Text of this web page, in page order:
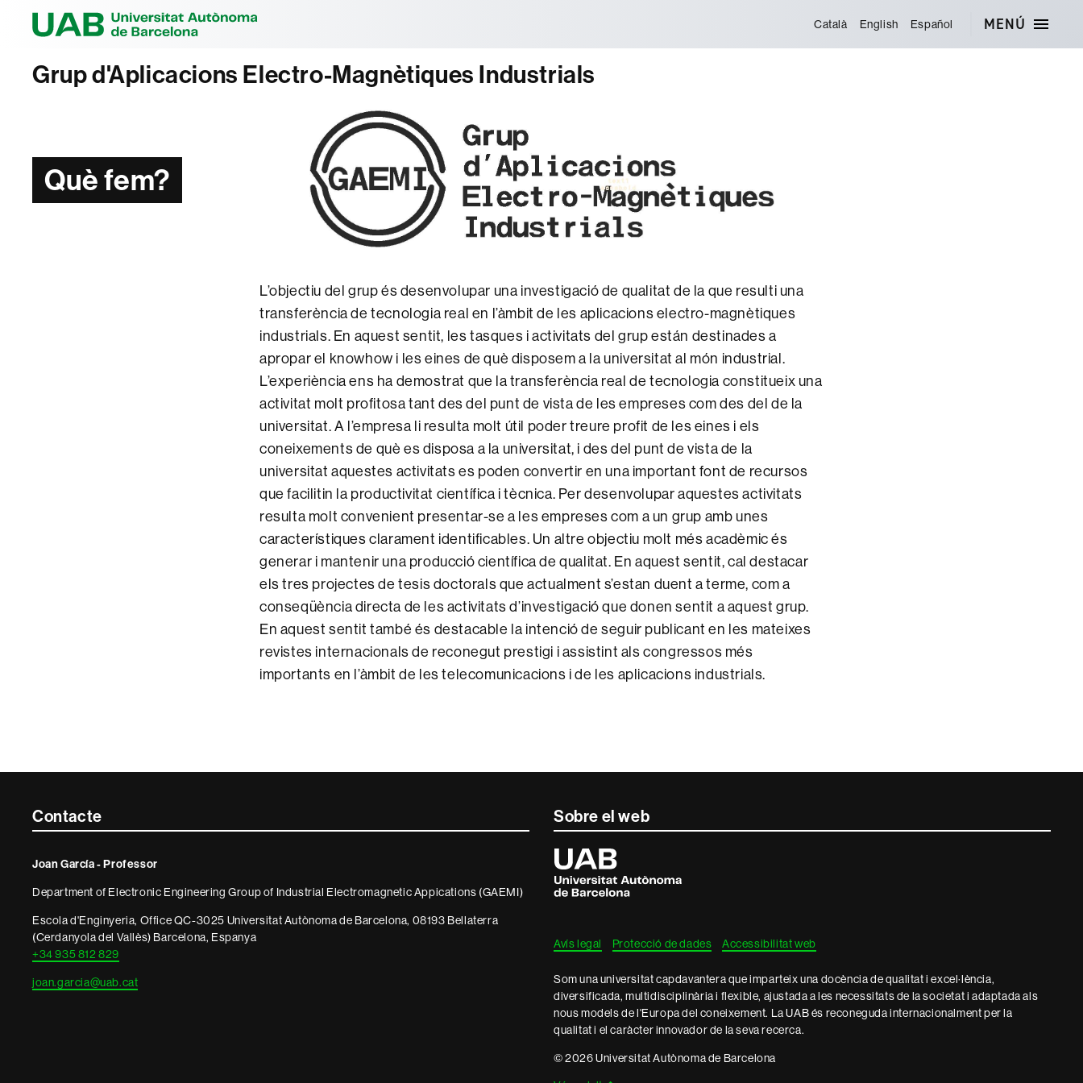
Català English Español MENÚ
Grup d'Aplicacions Electro-Magnètiques Industrials
Què fem?
L’objectiu del grup és desenvolupar una investigació de qualitat de la que resulti una
transferència de tecnologia real en l’àmbit de les aplicacions electro-magnètiques
industrials. En aquest sentit, les tasques i activitats del grup están destinades a
apropar el knowhow i les eines de què disposem a la universitat al món industrial.
L’experiència ens ha demostrat que la transferència real de tecnologia constitueix una
activitat molt profitosa tant des del punt de vista de les empreses com des del de la
universitat. A l’empresa li resulta molt útil poder treure profit de les eines i els
coneixements de què es disposa a la universitat, i des del punt de vista de la
universitat aquestes activitats es poden convertir en una important font de recursos
que facilitin la productivitat científica i tècnica. Per desenvolupar aquestes activitats
resulta molt convenient presentar-se a les empreses com a un grup amb unes
característiques clarament identificables. Un altre objectiu molt més acadèmic és
generar i mantenir una producció científica de qualitat. En aquest sentit, cal destacar
els tres projectes de tesis doctorals que actualment s’estan duent a terme, com a
conseqüència directa de les activitats d’investigació que donen sentit a aquest grup.
En aquest sentit també és destacable la intenció de seguir publicant en les mateixes
revistes internacionals de reconegut prestigi i assistint als congressos més
importants en l’àmbit de les telecomunicacions i de les aplicacions industrials.
Contacte
informació
legal
Contacte
Joan García - Professor
Department of Electronic Engineering Group of Industrial Electromagnetic Appications (GAEMI)
Escola d'Enginyeria, Office QC-3025 Universitat Autònoma de Barcelona, 08193 Bellaterra
(Cerdanyola del Vallès) Barcelona, Espanya
+34 935 812 829
joan.garcia@uab.cat
Sobre el web
Universitat
Autònoma
de
Barcelona
Avís legal Protecció de dades Accessibilitat web
Som una universitat capdavantera que imparteix una docència de qualitat i excel·lència,
diversificada, multidisciplinària i flexible, ajustada a les necessitats de la societat i adaptada als
nous models de l'Europa del coneixement. La UAB és reconeguda internacionalment per la
qualitat i el caràcter innovador de la seva recerca.
© 2026 Universitat Autònoma de Barcelona